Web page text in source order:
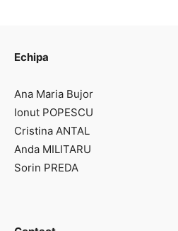
Echipa
Ana Maria Bujor
Ionut POPESCU
Cristina ANTAL
Anda MILITARU
Sorin PREDA